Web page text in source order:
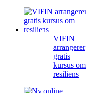
VIFIN
arrangerer
gratis
kursus om
resiliens